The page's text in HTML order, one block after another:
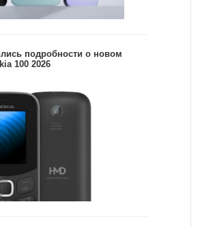
подробности о новом
100 2026